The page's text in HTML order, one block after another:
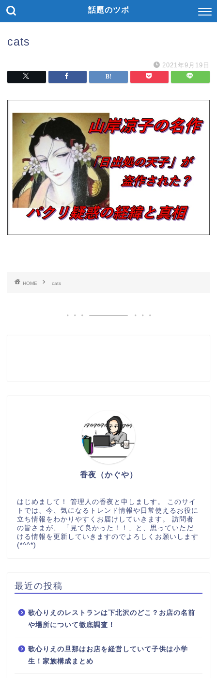
話題のツボ
cats
2021年9月19日
HOME cats
香夜（かぐや）
はじめまして！ 管理人の香夜と申しましす。 このサイ
トでは、今、気になるトレンド情報や日常使えるお役に
立ち情報をわかりやすくお届けしていきます。 訪問者
の皆さまが、 「見て良かった！！」と、思っていただ
ける情報を更新していきますのでよろしくお願いします
(*^^*)
最近の投稿
歌心りえのレストランは下北沢のどこ？お店の名前
や場所について徹底調査！
歌心りえの旦那はお店を経営していて子供は小学
生！家族構成まとめ